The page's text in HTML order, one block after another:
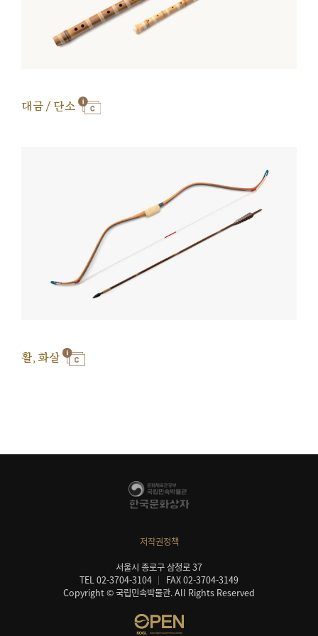
대금 / 단소
활, 화살
저작권정책
서울시 종로구 삼청로 37
TEL 02-3704-3104
FAX 02-3704-3149
Copyright © 국립민속박물관. All Rights Reserved